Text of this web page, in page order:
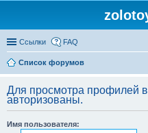
Ссылки FAQ
Список форумов
Для просмотра профилей
авторизованы.
Имя пользователя: